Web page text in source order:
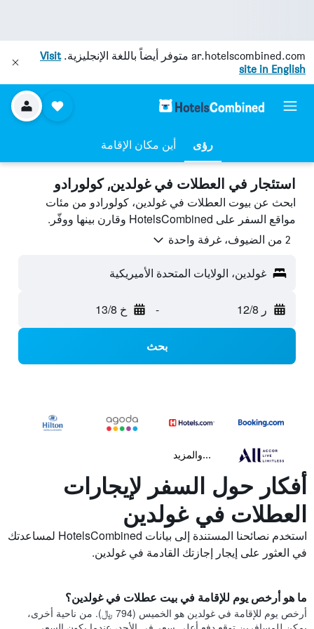
ar.hotelscombined.com متوفر أيضاً باللغة الإنجليزية.Visit
site in English
رؤى أين مكان الإقامة
استئجار في العطلات في غولدين, كولورادو
ابحث عن بيوت العطلات في غولدين، كولورادو من مئات
مواقع السفر على HotelsCombined وقارن بينها ووفّر.
2 من الضيوف، غرفة واحدة
غولدين، الولايات المتحدة الأميريكية
ر 12/8 - خ 13/8
بحث
...والمزيد
أفكار حول السفر لإيجارات
العطلات في غولدين
استخدم نصائحنا المستندة إلى بيانات HotelsCombined لمساعدتك
في العثور على إيجار إجازتك القادمة في غولدين.
ما هو أرخص يوم للإقامة في بيت عطلات في غولدين؟
أرخص يوم للإقامة في غولدين هو الخميس (794 ﷼). من ناحية أخرى،